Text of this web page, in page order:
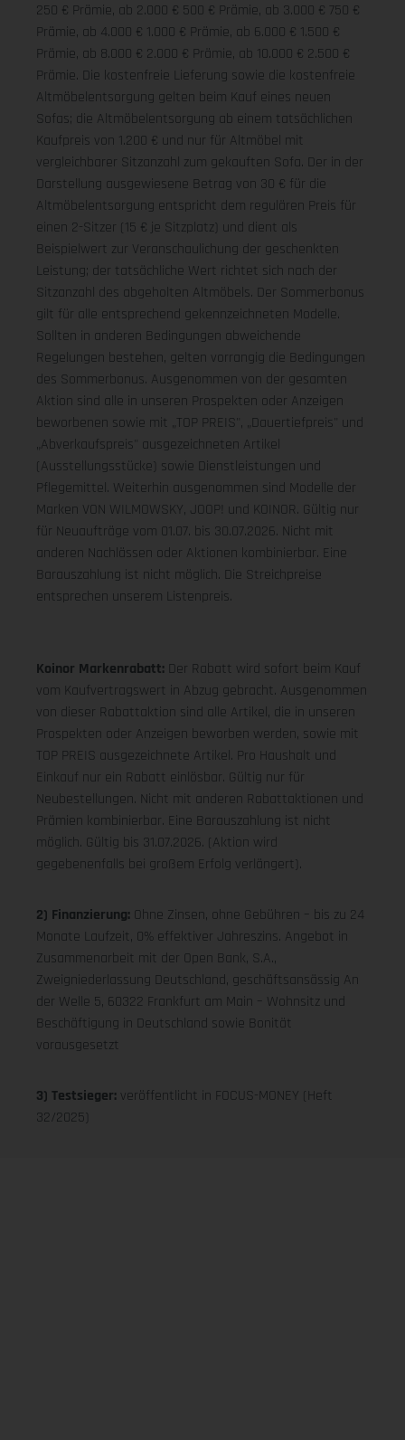
250 € Prämie, ab 2.000 € 500 € Prämie, ab 3.000 € 750 €
Prämie, ab 4.000 € 1.000 € Prämie, ab 6.000 € 1.500 €
Prämie, ab 8.000 € 2.000 € Prämie, ab 10.000 € 2.500 €
Prämie. Die kostenfreie Lieferung sowie die kostenfreie
Altmöbelentsorgung gelten beim Kauf eines neuen
Sofas; die Altmöbelentsorgung ab einem tatsächlichen
Kaufpreis von 1.200 € und nur für Altmöbel mit
vergleichbarer Sitzanzahl zum gekauften Sofa. Der in der
Darstellung ausgewiesene Betrag von 30 € für die
Altmöbelentsorgung entspricht dem regulären Preis für
einen 2-Sitzer (15 € je Sitzplatz) und dient als
Beispielwert zur Veranschaulichung der geschenkten
Leistung; der tatsächliche Wert richtet sich nach der
Sitzanzahl des abgeholten Altmöbels. Der Sommerbonus
gilt für alle entsprechend gekennzeichneten Modelle.
Sollten in anderen Bedingungen abweichende
Regelungen bestehen, gelten vorrangig die Bedingungen
des Sommerbonus. Ausgenommen von der gesamten
Aktion sind alle in unseren Prospekten oder Anzeigen
beworbenen sowie mit „TOP PREIS", „Dauertiefpreis" und
„Abverkaufspreis" ausgezeichneten Artikel
(Ausstellungsstücke) sowie Dienstleistungen und
Pflegemittel. Weiterhin ausgenommen sind Modelle der
Marken VON WILMOWSKY, JOOP! und KOINOR. Gültig nur
für Neuaufträge vom 01.07. bis 30.07.2026. Nicht mit
anderen Nachlässen oder Aktionen kombinierbar. Eine
Barauszahlung ist nicht möglich. Die Streichpreise
entsprechen unserem Listenpreis.
Koinor Markenrabatt: Der Rabatt wird sofort beim Kauf
vom Kaufvertragswert in Abzug gebracht. Ausgenommen
von dieser Rabattaktion sind alle Artikel, die in unseren
Prospekten oder Anzeigen beworben werden, sowie mit
TOP PREIS ausgezeichnete Artikel. Pro Haushalt und
Einkauf nur ein Rabatt einlösbar. Gültig nur für
Neubestellungen. Nicht mit anderen Rabattaktionen und
Prämien kombinierbar. Eine Barauszahlung ist nicht
möglich. Gültig bis 31.07.2026. (Aktion wird
gegebenenfalls bei großem Erfolg verlängert).
2) Finanzierung: Ohne Zinsen, ohne Gebühren – bis zu 24
Monate Laufzeit, 0% effektiver Jahreszins. Angebot in
Zusammenarbeit mit der Open Bank, S.A.,
Zweigniederlassung Deutschland, geschäftsansässig An
der Welle 5, 60322 Frankfurt am Main – Wohnsitz und
Beschäftigung in Deutschland sowie Bonität
vorausgesetzt
3) Testsieger: veröffentlicht in FOCUS-MONEY (Heft
32/2025)